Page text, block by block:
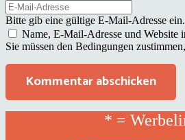
Bitte gib eine gültige E-Mail-Adresse ein.
Name, E-Mail-Adresse und Website
Sie müssen den Bedingungen
Kommentar abschicken
* =